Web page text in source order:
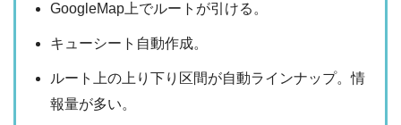
GoogleMap上でルートが引ける。
キューシート自動作成。
ルート上の上り下り区間が自動ラインナップ。情
報量が多い。